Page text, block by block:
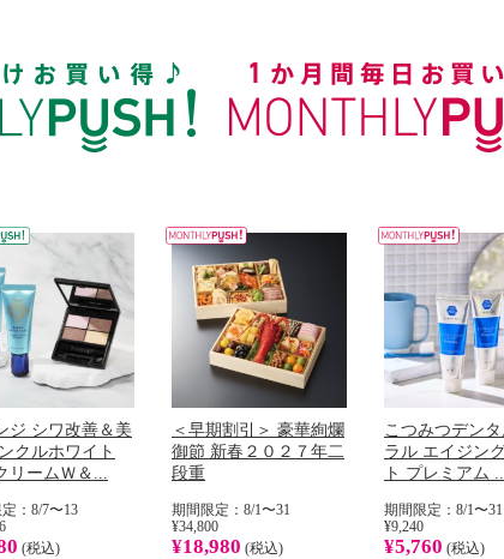
ジ シワ改善＆美
クルホワイト
リームＷ＆...
：8/7〜13
(税込)
＜早期割引＞ 豪華絢爛
御節 新春２０２７年二
段重
期間限定：8/1〜31
¥34,800
¥18,980 (税込)
こつみつデン
ラル エイジン
ト プレミアム
期間限定：8/1〜31
¥9,240
¥5,760 (税込)